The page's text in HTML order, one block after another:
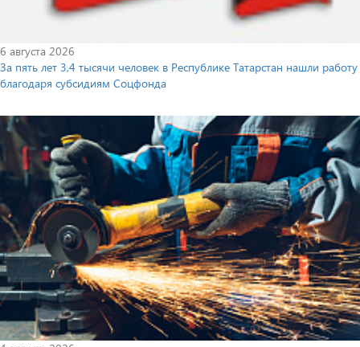
6 августа 2026
За пять лет 3,4 тысячи человек в Республике Татарстан нашли работу
благодаря субсидиям Соцфонда